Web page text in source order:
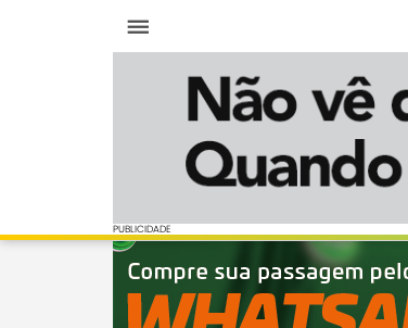
PUBLICIDADE
PUBLICIDADE